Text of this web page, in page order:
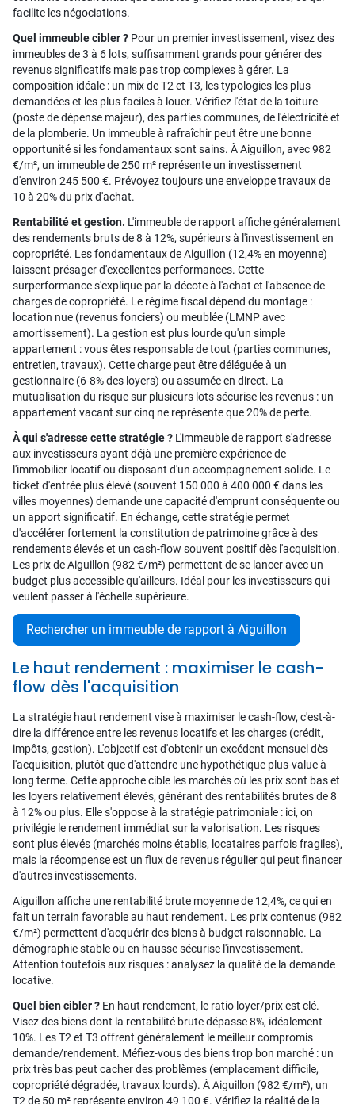
facilite les négociations.
Quel immeuble cibler ? Pour un premier investissement, visez des
immeubles de 3 à 6 lots, suffisamment grands pour générer des
revenus significatifs mais pas trop complexes à gérer. La
composition idéale : un mix de T2 et T3, les typologies les plus
demandées et les plus faciles à louer. Vérifiez l'état de la toiture
(poste de dépense majeur), des parties communes, de l'électricité et
de la plomberie. Un immeuble à rafraîchir peut être une bonne
opportunité si les fondamentaux sont sains. À Aiguillon, avec 982
€/m², un immeuble de 250 m² représente un investissement
d'environ 245 500 €. Prévoyez toujours une enveloppe travaux de
10 à 20% du prix d'achat.
Rentabilité et gestion. L'immeuble de rapport affiche généralement
des rendements bruts de 8 à 12%, supérieurs à l'investissement en
copropriété. Les fondamentaux de Aiguillon (12,4% en moyenne)
laissent présager d'excellentes performances. Cette
surperformance s'explique par la décote à l'achat et l'absence de
charges de copropriété. Le régime fiscal dépend du montage :
location nue (revenus fonciers) ou meublée (LMNP avec
amortissement). La gestion est plus lourde qu'un simple
appartement : vous êtes responsable de tout (parties communes,
entretien, travaux). Cette charge peut être déléguée à un
gestionnaire (6-8% des loyers) ou assumée en direct. La
mutualisation du risque sur plusieurs lots sécurise les revenus : un
appartement vacant sur cinq ne représente que 20% de perte.
À qui s'adresse cette stratégie ? L'immeuble de rapport s'adresse
aux investisseurs ayant déjà une première expérience de
l'immobilier locatif ou disposant d'un accompagnement solide. Le
ticket d'entrée plus élevé (souvent 150 000 à 400 000 € dans les
villes moyennes) demande une capacité d'emprunt conséquente ou
un apport significatif. En échange, cette stratégie permet
d'accélérer fortement la constitution de patrimoine grâce à des
rendements élevés et un cash-flow souvent positif dès l'acquisition.
Les prix de Aiguillon (982 €/m²) permettent de se lancer avec un
budget plus accessible qu'ailleurs. Idéal pour les investisseurs qui
veulent passer à l'échelle supérieure.
Rechercher un immeuble de rapport à Aiguillon
Le haut rendement : maximiser le cash-
flow dès l'acquisition
La stratégie haut rendement vise à maximiser le cash-flow, c'est-à-
dire la différence entre les revenus locatifs et les charges (crédit,
impôts, gestion). L'objectif est d'obtenir un excédent mensuel dès
l'acquisition, plutôt que d'attendre une hypothétique plus-value à
long terme. Cette approche cible les marchés où les prix sont bas et
les loyers relativement élevés, générant des rentabilités brutes de 8
à 12% ou plus. Elle s'oppose à la stratégie patrimoniale : ici, on
privilégie le rendement immédiat sur la valorisation. Les risques
sont plus élevés (marchés moins établis, locataires parfois fragiles),
mais la récompense est un flux de revenus régulier qui peut financer
d'autres investissements.
Aiguillon affiche une rentabilité brute moyenne de 12,4%, ce qui en
fait un terrain favorable au haut rendement. Les prix contenus (982
€/m²) permettent d'acquérir des biens à budget raisonnable. La
démographie stable ou en hausse sécurise l'investissement.
Attention toutefois aux risques : analysez la qualité de la demande
locative.
Quel bien cibler ? En haut rendement, le ratio loyer/prix est clé.
Visez des biens dont la rentabilité brute dépasse 8%, idéalement
10%. Les T2 et T3 offrent généralement le meilleur compromis
demande/rendement. Méfiez-vous des biens trop bon marché : un
prix très bas peut cacher des problèmes (emplacement difficile,
copropriété dégradée, travaux lourds). À Aiguillon (982 €/m²), un
T2 de 50 m² représente environ 49 100 €. Vérifiez la réalité de la